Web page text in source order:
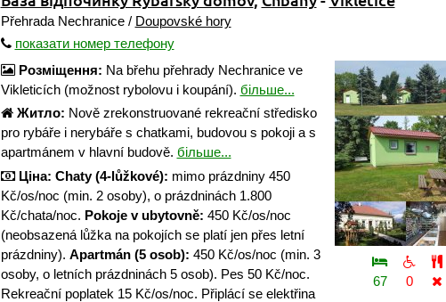
Přehrada Nechranice / Doupovské hory
показати номер телефону
67 0
Розміщення: Na břehu přehrady Nechranice ve
Vikleticích (možnost rybolovu i koupání). більше...
Житло: Nově zrekonstruované rekreační středisko
pro rybáře i nerybáře s chatkami, budovou s pokoji a s
apartmánem v hlavní budově. більше...
Ціна: Chaty (4-lůžkové): mimo prázdniny 450
Kč/os/noc (min. 2 osoby), o prázdninách 1.800
Kč/chata/noc. Pokoje v ubytovně: 450 Kč/os/noc
(neobsazená lůžka na pokojích se platí jen přes letní
prázdniny). Apartmán (5 osob): 450 Kč/os/noc (min. 3
osoby, o letních prázdninách 5 osob). Pes 50 Kč/noc.
Rekreační poplatek 15 Kč/os/noc. Připlácí se elektřina